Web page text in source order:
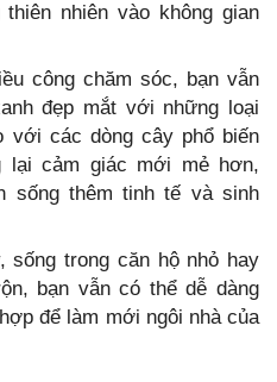
nhiên vào không gian
công chăm sóc, bạn vẫn
đẹp mắt với những loại
với các dòng cây phổ biến
lại cảm giác mới mẻ hơn,
sống thêm tinh tế và sinh
trong căn hộ nhỏ hay
bạn vẫn có thể dễ dàng
để làm mới ngôi nhà của